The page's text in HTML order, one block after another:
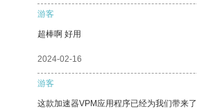
游客
超棒啊 好用
2024-02-16
游客
这款加速器VPM应用程序已经为我们带来了